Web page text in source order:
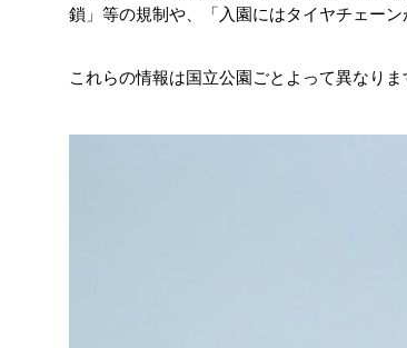
鎖」等の規制や、「入園にはタイヤチェーン
これらの情報は国立公園ごとよって異なり